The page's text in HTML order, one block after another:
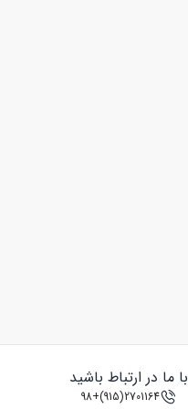
با ما در ارتباط باشید
2701164(915)+98